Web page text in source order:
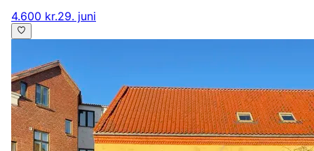
4.600 kr.29. juni